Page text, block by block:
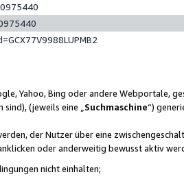
Yahoo, Bing oder andere Webportale,
(jeweils eine „ Suchmaschine“)
der Nutzer über eine
oder anderweitig bewusst aktiv
nicht einhalten;